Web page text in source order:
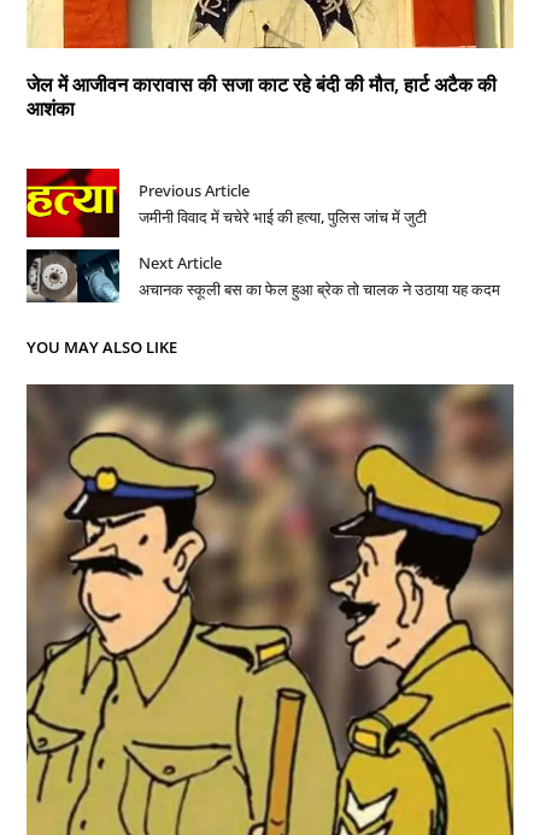
जेल में आजीवन कारावास की सजा काट रहे बंदी की मौत, हार्ट अटैक की
आशंका
Previous Article
जमीनी विवाद में चचेरे भाई की हत्या, पुलिस जांच में जुटी
Next Article
अचानक स्कूली बस का फेल हुआ ब्रेक तो चालक ने उठाया यह कदम
YOU MAY ALSO LIKE